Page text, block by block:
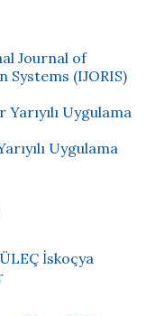
Journal of
(IJORIS)
Uygulama
Uygulama
İskoçya